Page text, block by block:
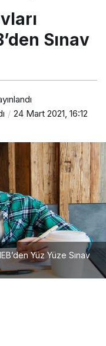
Sınav
24 Mart 2021, 16:12
Yüz Yüze Sınav